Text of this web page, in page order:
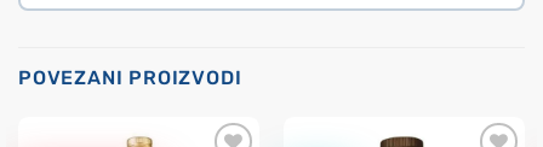
POVEZANI PROIZVODI